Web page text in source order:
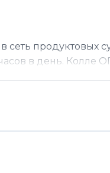
продуктовых
в день. Колле